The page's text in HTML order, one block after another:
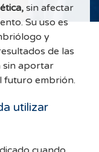
sin afectar
Su uso es
y
de las
sin aportar
futuro embrión.
utilizar